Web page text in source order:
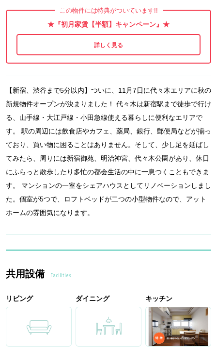
この物件には特典がついています!!
★『初月家賃【半額】キャンペーン』★
【新宿、渋谷まで5分以内】ついに、11月7日に代々木エリアに秋の
新規物件オープンが決まりました！ 代々木は新宿駅まで徒歩で行け
る、山手線・大江戸線・小田急線使える暮らしに便利なエリアで
す。 駅の周辺には飲食店やカフェ、薬局、銀行、郵便局などが揃っ
ており、買い物に困ることはありません。そして、少し足を延ばし
てみたら、周りには新宿御苑、明治神宮、代々木公園があり、休日
にふらっと散歩したり多忙の都会生活の中に一息つくこともできま
す。 マンションの一室をシェアハウスとしてリノベーションしまし
た。個室が5つで、ロフトベッドが二つの小型物件なので、アット
ホームの雰囲気になります。
共用設備 Facilities
リビング ダイニング キッチン